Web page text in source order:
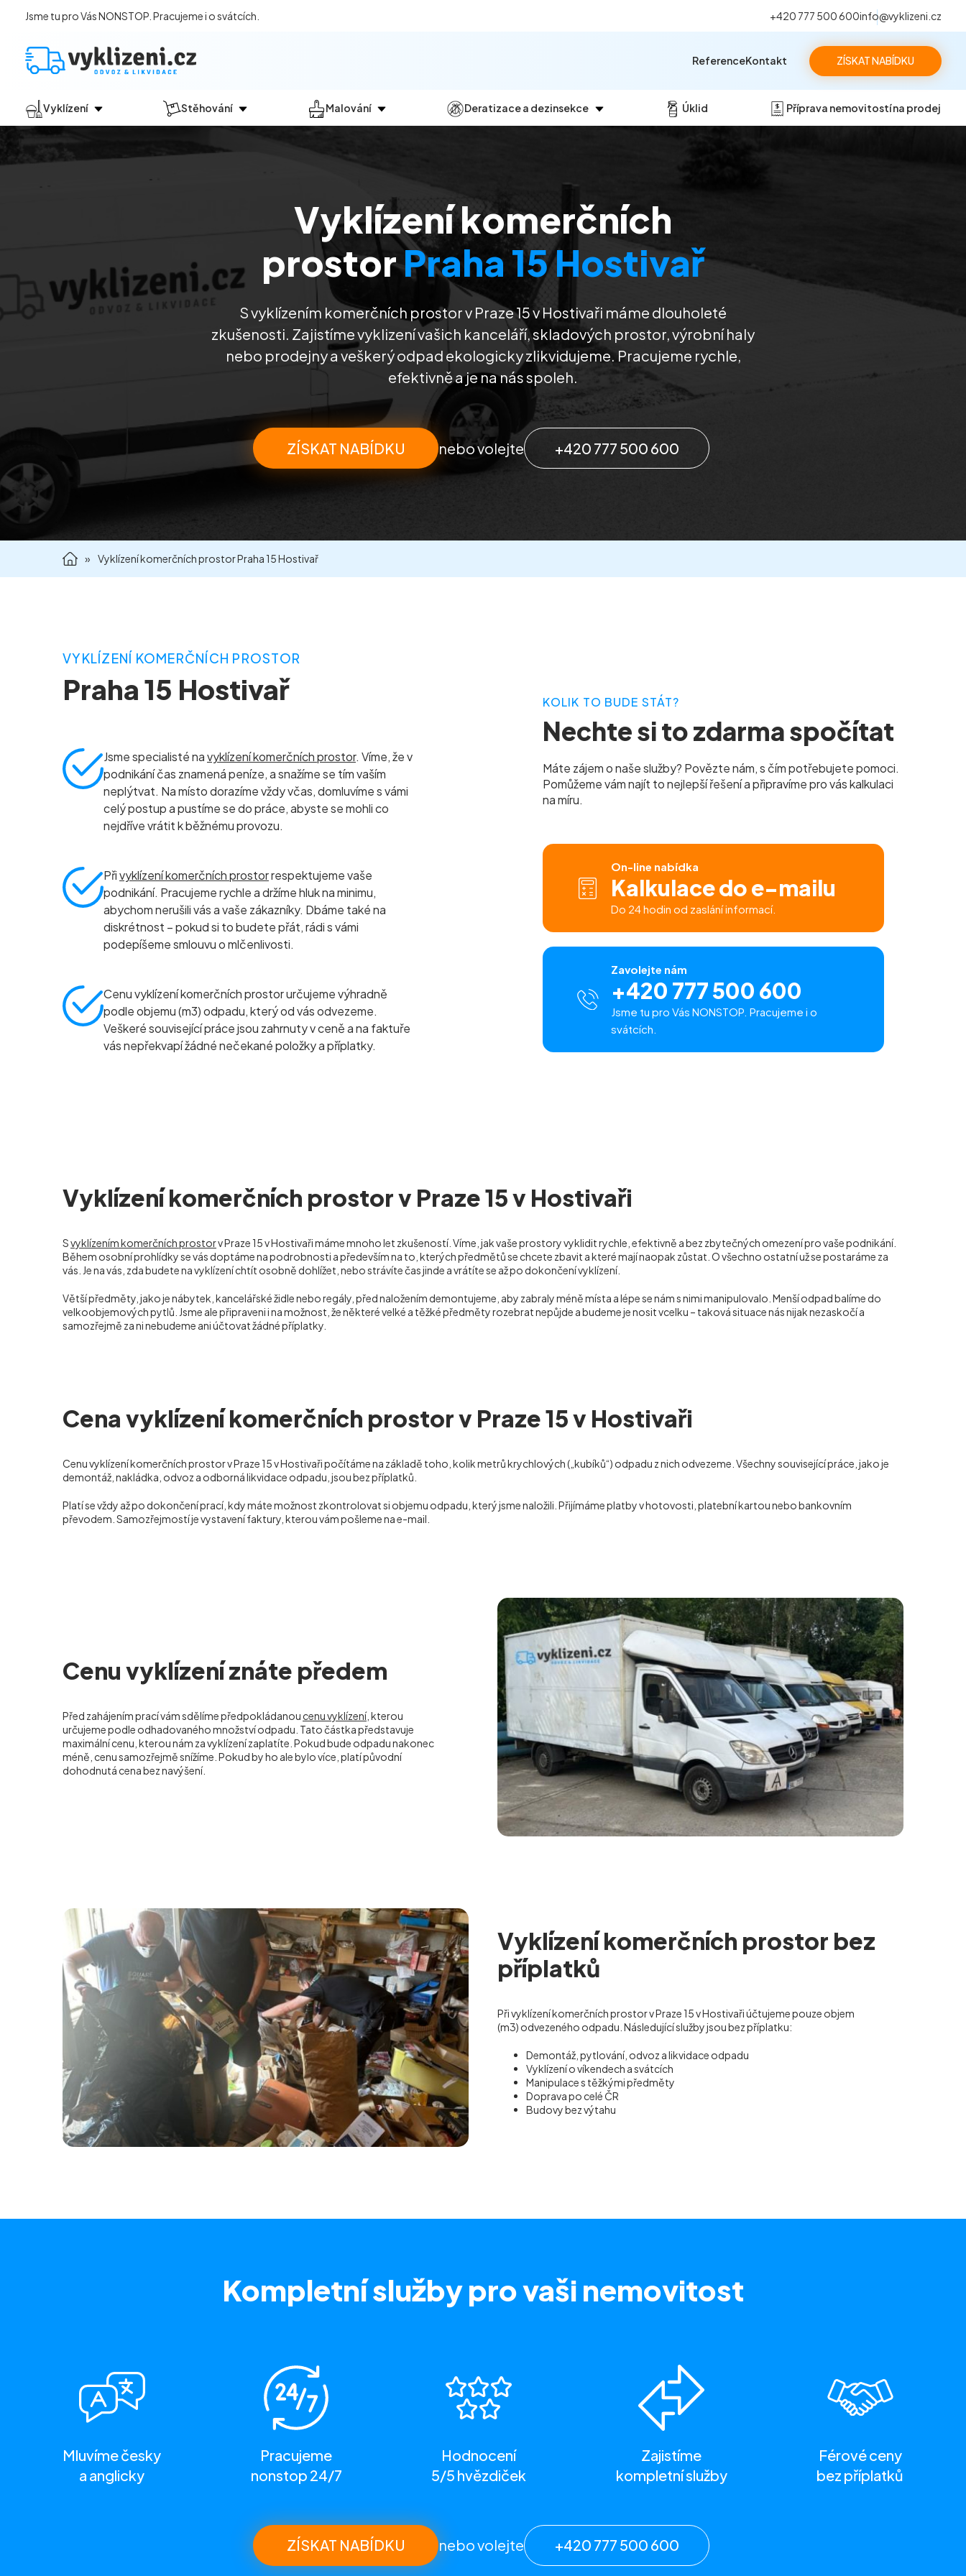
Jsme tu pro Vás NONSTOP. Pracujeme i o svátcích. +420 777 500 600info@vyklizeni.cz
ZÍSKAT NABÍDKU
Vyklízení
Jak vyklízení probíhá?
Vyklízení sklepů a garáží
Vyklízení zahrad
Stěhování Malování
Malování kanceláří
Malování komerčních prostor
Deratizace a dezinsekce
Dezinsekce
Úklid Příprava nemovitostí na prodej
ReferenceKontakt
Vyklízení komerčních
prostorPraha 15 Hostivař
S vyklízením komerčních prostor v Praze 15 v Hostivaři máme dlouholeté
zkušenosti. Zajistíme vyklizení vašich kanceláří, skladových prostor, výrobní haly
nebo prodejny a veškerý odpad ekologicky zlikvidujeme. Pracujeme rychle,
efektivně a je na nás spoleh.
ZÍSKAT NABÍDKU nebo volejte +420 777 500 600
» Vyklízení komerčních prostor Praha 15 Hostivař
VYKLÍZENÍ KOMERČNÍCH PROSTOR
Praha 15 Hostivař
Jsme specialisté navyklízení komerčních prostor. Víme, že v
podnikání čas znamená peníze, a snažíme se tím vaším
neplýtvat. Na místo dorazíme vždy včas, domluvíme s vámi
celý postup a pustíme se do práce, abyste se mohli co
nejdříve vrátit k běžnému provozu.
Přivyklízení komerčních prostorrespektujeme vaše
podnikání. Pracujeme rychle a držíme hluk na minimu,
abychom nerušili vás a vaše zákazníky. Dbáme také na
diskrétnost – pokud si to budete přát, rádi s vámi
podepíšeme smlouvu o mlčenlivosti.
Cenu vyklízení komerčních prostor určujeme výhradně
podle objemu (m3) odpadu, který od vás odvezeme.
Veškeré související práce jsou zahrnuty v ceně a na faktuře
vás nepřekvapí žádné nečekané položky a příplatky.
KOLIK TO BUDE STÁT?
Nechte si to zdarma spočítat
Máte zájem o naše služby? Povězte nám, s čím potřebujete pomoci.
Pomůžeme vám najít to nejlepší řešení a připravíme pro vás kalkulaci
na míru.
On-line nabídka
Kalkulace do e-mailu
Do 24 hodin od zaslání informací.
Zavolejte nám
+420 777 500 600
Jsme tu pro Vás NONSTOP. Pracujeme i o
svátcích.
Vyklízení komerčních prostor v Praze 15 v Hostivaři
Svyklízením komerčních prostorv Praze 15 v Hostivaři máme mnoho let zkušeností. Víme, jak vaše prostory vyklidit rychle, efektivně a bez zbytečných omezení pro vaše podnikání.
Během osobní prohlídky se vás doptáme na podrobnosti a především na to, kterých předmětů se chcete zbavit a které mají naopak zůstat. O všechno ostatní už se postaráme za
vás. Je na vás, zda budete na vyklízení chtít osobně dohlížet, nebo strávíte čas jinde a vrátíte se až po dokončení vyklízení.
Větší předměty, jako je nábytek, kancelářské židle nebo regály, před naložením demontujeme, aby zabraly méně místa a lépe se nám s nimi manipulovalo. Menší odpad balíme do
velkoobjemových pytlů. Jsme ale připraveni i na možnost, že některé velké a těžké předměty rozebrat nepůjde a budeme je nosit vcelku – taková situace nás nijak nezaskočí a
samozřejmě za ni nebudeme ani účtovat žádné příplatky.
Cena vyklízení komerčních prostor v Praze 15 v Hostivaři
Cenu vyklízení komerčních prostor v Praze 15 v Hostivaři počítáme na základě toho, kolik metrů krychlových („kubíků“) odpadu z nich odvezeme. Všechny související práce, jako je
demontáž, nakládka, odvoz a odborná likvidace odpadu, jsou bez příplatků.
Platí se vždy až po dokončení prací, kdy máte možnost zkontrolovat si objemu odpadu, který jsme naložili. Přijímáme platby v hotovosti, platební kartou nebo bankovním
převodem. Samozřejmostí je vystavení faktury, kterou vám pošleme na e-mail.
Cenu vyklízení znáte předem
Před zahájením prací vám sdělíme předpokládanou cenu vyklízení, kterou
určujeme podle odhadovaného množství odpadu. Tato částka představuje
maximální cenu, kterou nám za vyklízení zaplatíte. Pokud bude odpadu nakonec
méně, cenu samozřejmě snížíme. Pokud by ho ale bylo více, platí původní
dohodnutá cena bez navýšení.
Vyklízení komerčních prostor bez
příplatků
Při vyklízení komerčních prostor v Praze 15 v Hostivaři účtujeme pouze objem
(m3) odvezeného odpadu. Následující služby jsou bez příplatku:
Demontáž, pytlování, odvoz a likvidace odpadu
Vyklízení o víkendech a svátcích
Manipulace s těžkými předměty
Doprava po celé ČR
Budovy bez výtahu
Kompletní službypro vaši nemovitost
Mluvíme česky
a anglicky
Pracujeme
nonstop 24/7
Hodnocení
5/5 hvězdiček
Zajistíme
kompletní služby
Férové ceny
bez příplatků
ZÍSKAT NABÍDKU nebo volejte +420 777 500 600